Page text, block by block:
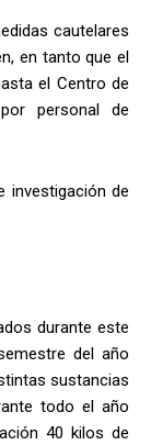
cautelares
en tanto que el
el Centro de
personal de
investigación de
durante este
del año
sustancias
todo el año
40 kilos de